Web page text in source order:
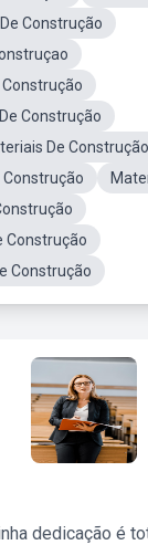
Construção
Construção
Construção
De Construção
Construção
Construção
dedicação é